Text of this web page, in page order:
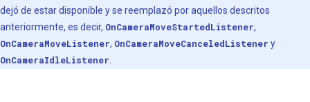
dejó de estar disponible y se reemplazó por aquellos descritos
anteriormente, es decir, OnCameraMoveStartedListener,
OnCameraMoveListener, OnCameraMoveCanceledListener y
OnCameraIdleListener